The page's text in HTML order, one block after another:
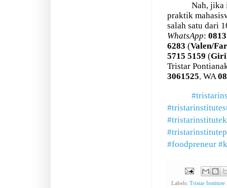
Nah, jika
praktik
salah satu dari
WhatsApp:
6283 (Valen/
5715 5159 (Giri
Tristar
3061525, WA
#foodpreneur
Labels: Tristar Institute